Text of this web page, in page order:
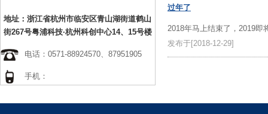
地址：浙江省杭州市临安区青山湖街道鹤山
街267号粤浦科技·杭州科创中心14、15号楼
电话：0571-88924570、87951905
手机：
过年了
2018年马上结束了，2019
发布于[2018-12-29]